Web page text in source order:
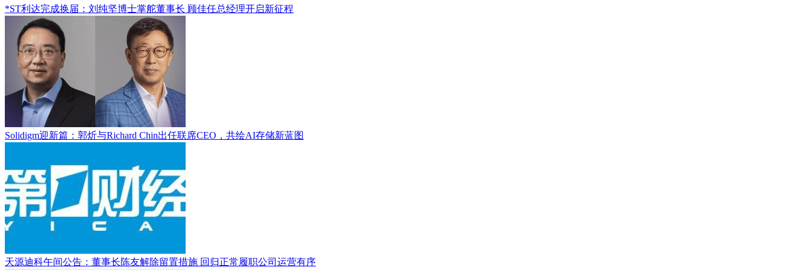
*ST利达完成换届：刘纯坚博士掌舵董事长 顾佳任总经理开启新征程
Solidigm迎新篇：郭炘与Richard Chin出任联席CEO，共绘AI存储新蓝图
天源迪科午间公告：董事长陈友解除留置措施 回归正常履职公司运营有序